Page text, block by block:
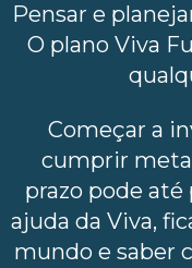
Pensar e
O plano Viva
Começar a
cumprir
prazo pode até
ajuda da Viva,
mundo e saber